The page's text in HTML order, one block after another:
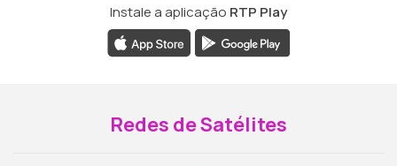
Instale a aplicação RTP Play
Redes de Satélites